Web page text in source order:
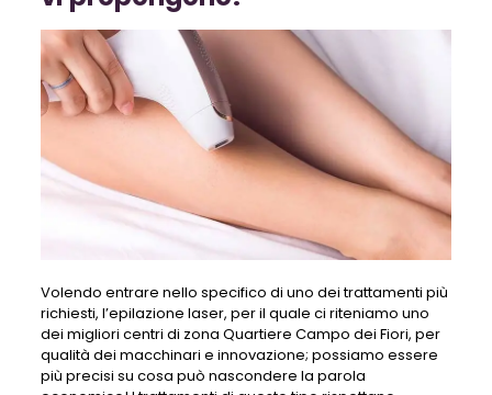
Volendo entrare nello specifico di uno dei trattamenti più
richiesti, l’epilazione laser, per il quale ci riteniamo uno
dei migliori centri di zona Quartiere Campo dei Fiori, per
qualità dei macchinari e innovazione; possiamo essere
più precisi su cosa può nascondere la parola